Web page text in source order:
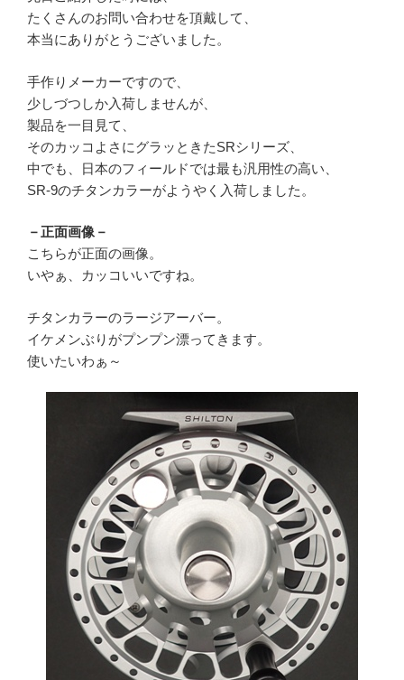
たくさんのお問い合わせを頂戴して、
本当にありがとうございました。
手作りメーカーですので、
少しづつしか入荷しませんが、
製品を一目見て、
そのカッコよさにグラッときたSRシリーズ、
中でも、日本のフィールドでは最も汎用性の高い、
SR-9のチタンカラーがようやく入荷しました。
－正面画像－
こちらが正面の画像。
いやぁ、カッコいいですね。
チタンカラーのラージアーバー。
イケメンぶりがプンプン漂ってきます。
使いたいわぁ～